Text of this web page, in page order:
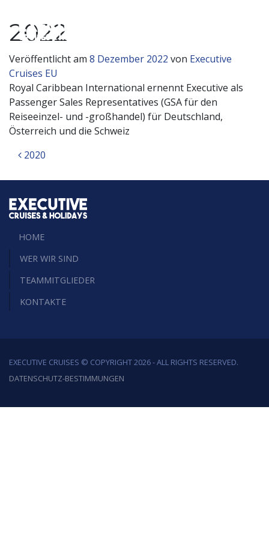
Hauptnavigation
2022
Veröffentlicht am 8 Dezember 2022 von Executive
Cruises EU
Royal Caribbean International ernennt Executive als
Passenger Sales Representatives (GSA für den
Reiseeinzel- und -großhandel) für Deutschland,
Österreich und die Schweiz
Beitragsnavigation
2020
HOME
WER WIR SIND
TEAMMITGLIEDER
KONTAKTE
EXECUTIVE CRUISES © COPYRIGHT 2026 - ALL RIGHTS RESERVED.
DATENSCHUTZ-BESTIMMUNGEN